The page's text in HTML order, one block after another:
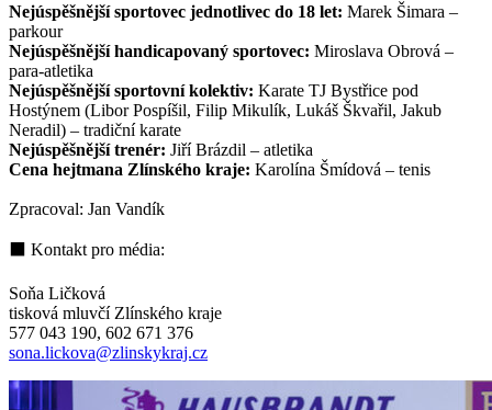
Nejúspěšnější sportovec jednotlivec do 18 let: Marek Šimara –
parkour
Nejúspěšnější handicapovaný sportovec: Miroslava Obrová –
para-atletika
Nejúspěšnější sportovní kolektiv: Karate TJ Bystřice pod
Hostýnem (Libor Pospíšil, Filip Mikulík, Lukáš Škvařil, Jakub
Neradil) – tradiční karate
Nejúspěšnější trenér: Jiří Brázdil – atletika
Cena hejtmana Zlínského kraje: Karolína Šmídová – tenis
Zpracoval: Jan Vandík
⬛ Kontakt pro média:
Soňa Ličková
tisková mluvčí Zlínského kraje
577 043 190, 602 671 376
sona.lickova@zlinskykraj.cz